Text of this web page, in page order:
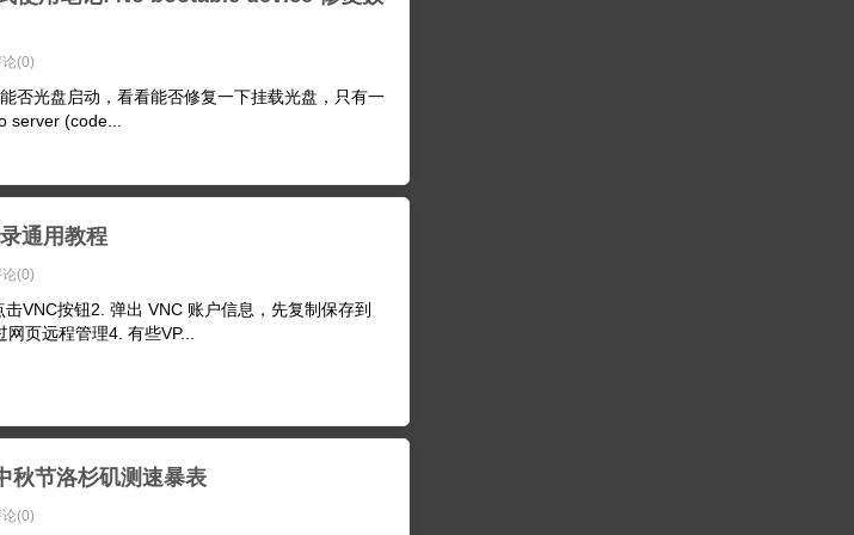
(0)
否光盘启动，看看能否修复一下挂载光盘，只有一
server (code...
通用教程
(0)
VNC按钮2. 弹出 VNC 账户信息，先复制保存到
页远程管理4. 有些VP...
秋节洛杉矶测速暴表
(0)